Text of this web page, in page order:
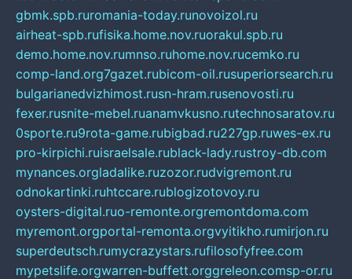
gbmk.spb.ruromania-today.runovoizol.ru
airheat-spb.rufisika.home.nov.ruorakul.spb.ru
demo.home.nov.rumnso.ruhome.nov.rucemko.ru
comp-land.org7gazet.rubicom-oil.rusuperiorsearch.ru
bulgarianedvizhimost.rusn-hram.rusenovosti.ru
fexer.rusnite-mebel.ruanamvkusno.rutechnosaratov.ru
0sporte.ru9rota-game.rubigbad.ru227gp.ruwes-ex.ru
pro-kirpichi.ruisraelsale.rublack-lady.rustroy-db.com
mynances.orgladalike.ruzozor.rudvigremont.ru
odnokartinki.ruhtccare.rublogizotovoy.ru
oysters-digital.ruo-remonte.orgremontdoma.com
myremont.orgportal-remonta.orgvyitikho.rumirjon.ru
superdeutsch.rumycrazystars.rufilosofyfree.com
mypetslife.orgwarren-buffett.orggreleon.comsp-or.ru